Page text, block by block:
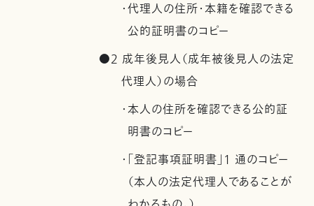
・代理人の住所・本籍を確認できる
公的証明書のコピー
●2 成年後見人（成年被後見人の法定
代理人）の場合
・本人の住所を確認できる公的証
明書のコピー
・「登記事項証明書」1 通のコピー
（本人の法定代理人であることが